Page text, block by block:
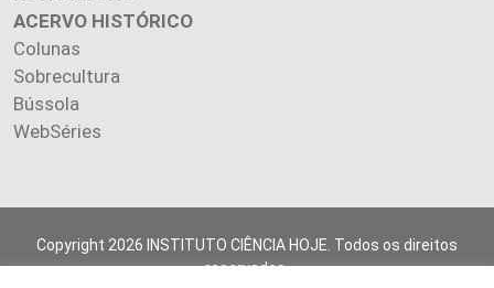
ACERVO HISTÓRICO
Colunas
Sobrecultura
Bússola
WebSéries
Copyright 2026 INSTITUTO CIÊNCIA HOJE. Todos os direitos
reservados.